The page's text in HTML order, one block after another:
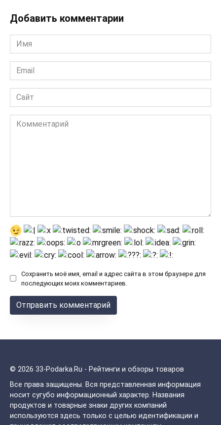
Добавить комментарии
Имя
*
Email
*
Сайт
Комментарий
Сохранить моё имя, email и адрес сайта в этом браузере для
последующих моих комментариев.
© 2026 33-Podarka.Ru - Рейтинги и обзоры товаров
Все права защищены. Вся представленная информация
носит сугубо информационный характер. Названия
продуктов и товарные знаки других компаний
используются здесь только с целью идентификации и